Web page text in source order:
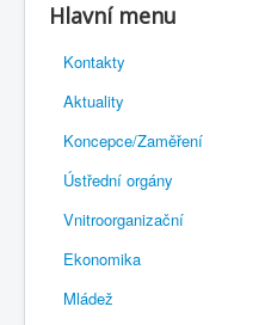
Rejstřík sportu
Novelizace Stanov SH ČMS
Plán činnosti 2026
Kalendář akcí
Výhody pro členy
Portál REDENOX
Hlavní menu
Kontakty
Aktuality
Koncepce/Zaměření
Ústřední orgány
Vnitroorganizační
Ekonomika
Mládež